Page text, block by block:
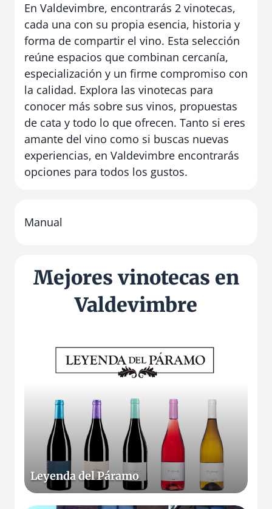
En Valdevimbre, encontrarás 2 vinotecas,
cada una con su propia esencia, historia y
forma de compartir el vino. Esta selección
reúne espacios que combinan cercanía,
especialización y un firme compromiso con
la calidad. Explora las vinotecas para
conocer más sobre sus vinos, propuestas
de cata y todo lo que ofrecen. Tanto si eres
amante del vino como si buscas nuevas
experiencias, en Valdevimbre encontrarás
opciones para todos los gustos.
Manual
Mejores vinotecas en
Valdevimbre
Leyenda del Páramo
l